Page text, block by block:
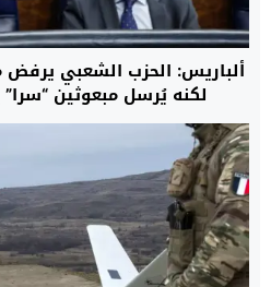
ألباريس: الحزب الشعبي
لكنه يُرسل مبعوثين